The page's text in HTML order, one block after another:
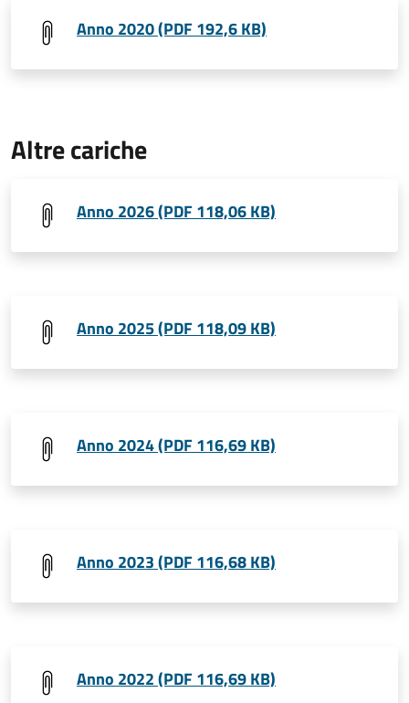
Anno 2020 (PDF 192,6 KB)
Altre cariche
Anno 2026 (PDF 118,06 KB)
Anno 2025 (PDF 118,09 KB)
Anno 2024 (PDF 116,69 KB)
Anno 2023 (PDF 116,68 KB)
Anno 2022 (PDF 116,69 KB)